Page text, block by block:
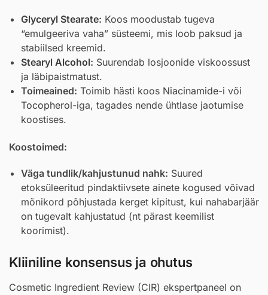
Glyceryl Stearate: Koos moodustab tugeva
“emulgeeriva vaha” süsteemi, mis loob paksud ja
stabiilsed kreemid.
Stearyl Alcohol: Suurendab losjoonide viskoossust
ja läbipaistmatust.
Toimeained: Toimib hästi koos Niacinamide-i või
Tocopherol-iga, tagades nende ühtlase jaotumise
koostises.
Koostoimed:
Väga tundlik/kahjustunud nahk: Suured
etoksüleeritud pindaktiivsete ainete kogused võivad
mõnikord põhjustada kerget kipitust, kui nahabarjäär
on tugevalt kahjustatud (nt pärast keemilist
koorimist).
Kliiniline konsensus ja ohutus
Cosmetic Ingredient Review (CIR) ekspertpaneel on